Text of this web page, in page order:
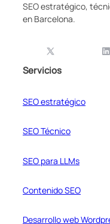
SEO estratégico,
en Barcelona.
Servicios
SEO estratégico
SEO Técnico
SEO para LLMs
Contenido SEO
Desarrollo web